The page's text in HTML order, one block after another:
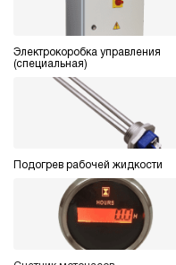
Электрокоробка управления
(специальная)
Подогрев рабочей жидкости